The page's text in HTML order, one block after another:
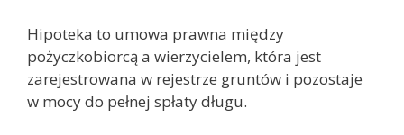
Hipoteka to umowa prawna między
pożyczkobiorcą a wierzycielem, która jest
zarejestrowana w rejestrze gruntów i pozostaje
w mocy do pełnej spłaty długu.